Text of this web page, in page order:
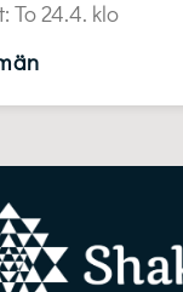
To 24.4. klo